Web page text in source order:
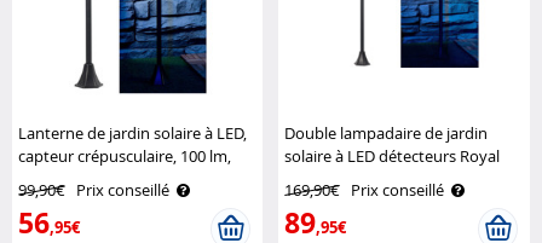
Lanterne de jardin solaire à LED,
capteur crépusculaire, 100 lm,
160 cm Royal Gardineer
99,90€ Prix conseillé
56,95€
Double lampadaire de jardin
solaire à LED détecteurs Royal
169,90€ Prix conseillé
89,95€